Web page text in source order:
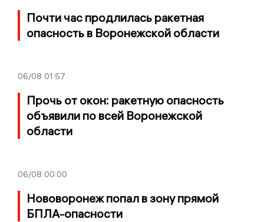
Почти час продлилась ракетная
опасность в Воронежской области
06/08 01:57
Прочь от окон: ракетную опасность
объявили по всей Воронежской
области
06/08 00:00
Нововоронеж попал в зону прямой
БПЛА-опасности